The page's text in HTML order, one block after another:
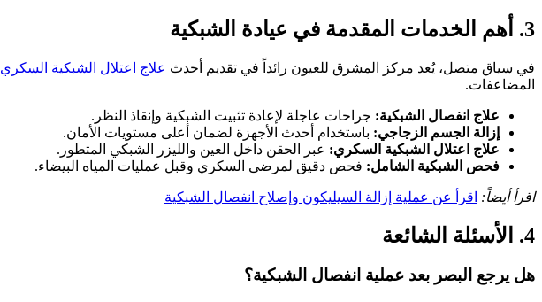
3. أهم الخدمات المقدمة في عيادة الشبكية
في سياق متصل، يُعد مركز المشرق للعيون رائداً في تقديم أحدث علاج اعتلال الشبكية السكري
المضاعفات.
علاج انفصال الشبكية: جراحات عاجلة لإعادة تثبيت الشبكية وإنقاذ النظر.
إزالة الجسم الزجاجي: باستخدام أحدث الأجهزة لضمان أعلى مستويات الأمان.
علاج اعتلال الشبكية السكري: عبر الحقن داخل العين والليزر الشبكي المتطور.
فحص الشبكية الشامل: فحص دقيق لمرضى السكري وقبل عمليات المياه البيضاء.
اقرأ أيضاً: اقرأ عن عملية إزالة السيليكون وإصلاح انفصال الشبكية
4. الأسئلة الشائعة
هل يرجع البصر بعد عملية انفصال الشبكية؟